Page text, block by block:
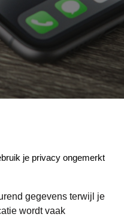
je privacy ongemerkt
gegevens terwijl je
wordt vaak